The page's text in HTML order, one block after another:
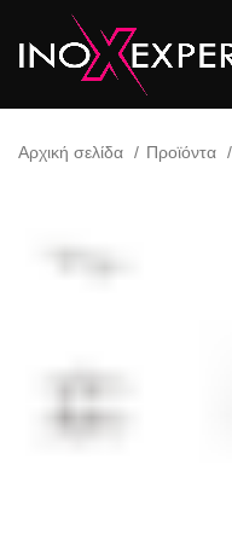
Αρχική σελίδα Προϊόντα